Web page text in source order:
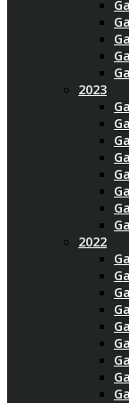
2023
2022